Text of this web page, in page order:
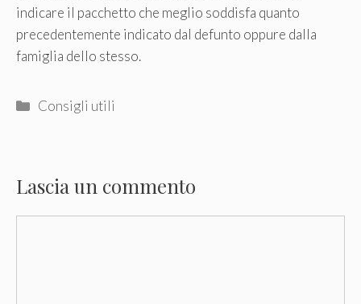
indicare il pacchetto che meglio soddisfa quanto
precedentemente indicato dal defunto oppure dalla
famiglia dello stesso.
Categorie
Consigli utili
Lascia un commento